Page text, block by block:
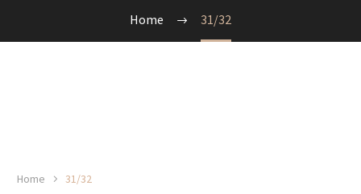
Home 31/32
Home 31/32